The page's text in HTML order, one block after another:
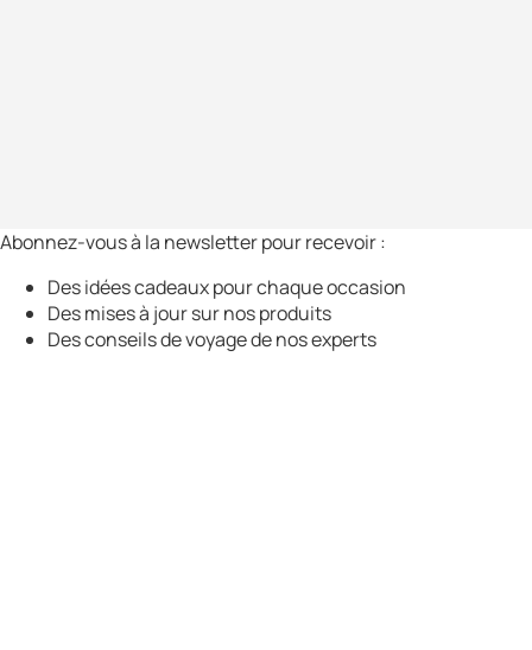
Abonnez-vous à la newsletter pour recevoir :
Des idées cadeaux pour chaque occasion
Des mises à jour sur nos produits
Des conseils de voyage de nos experts